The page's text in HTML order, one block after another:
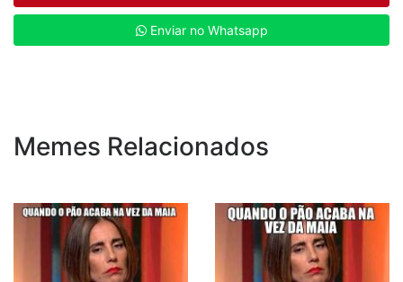
Enviar no Whatsapp
Memes Relacionados